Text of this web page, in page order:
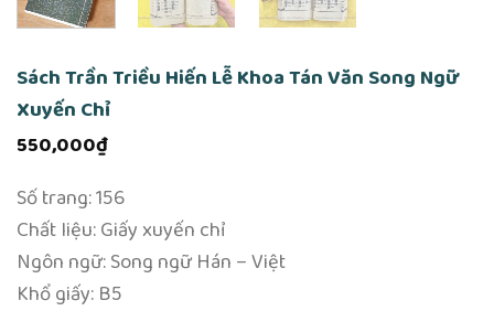
Sách Trần Triều Hiến Lễ Khoa Tán Văn Song Ngữ
Xuyến Chỉ
550,000₫
Số trang: 156
Chất liệu: Giấy xuyến chỉ
Ngôn ngữ: Song ngữ Hán – Việt
Khổ giấy: B5